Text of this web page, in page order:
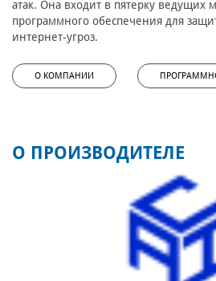
атак. Она входит в пятерку ведущих
программного обеспечения для
интернет-угроз.
О КОМПАНИИ
О ПРОИЗВОДИТЕЛЕ